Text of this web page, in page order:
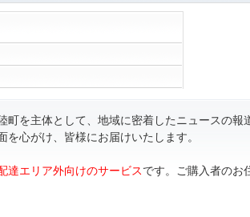
町を主体として、地域に密着したニュースの
を心がけ、皆様にお届けいたします。
達エリア外向けのサービスです。ご購入者のお